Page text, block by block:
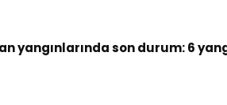
yangınlarında son durum: 6